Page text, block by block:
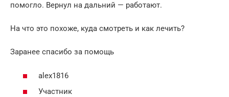
помогло. Вернул на дальний — работают.
На что это похоже, куда смотреть и как лечить?
Заранее спасибо за помощь
alex1816
Участник